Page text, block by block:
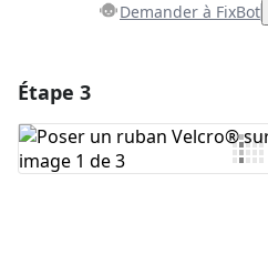
Demander à FixBot
Ajouter un commentaire
Étape 3